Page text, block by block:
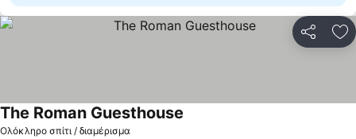
Ολόκληρο σπίτι / διαμέρισμα
The Roman Guesthouse